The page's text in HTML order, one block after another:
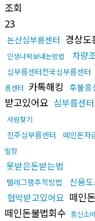
조회
23
논산심부름센터 경상도
인생나락보내는방법 차량
심부름센터전국심부름센터
름센터 카톡해킹 후불흥
받고있어요 심부름센
사람찾기
진주심부름센터 떼인돈자
밀항
못받은돈받는법
텔레그램추적방법 신용
협박받고있어요 떼인
떼인돈불법회수 흥신소